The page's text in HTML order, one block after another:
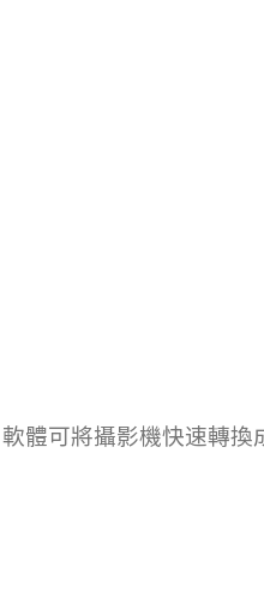
軟體可將攝影機快速轉換